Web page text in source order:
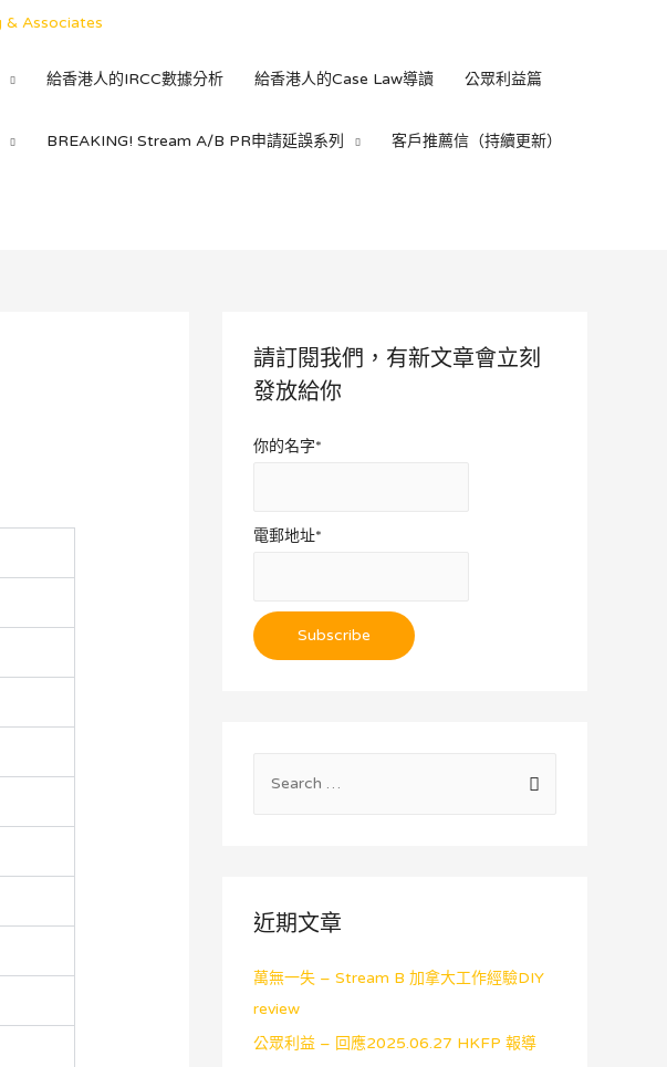
給香港人的IRCC數據分析 給香港人的Case Law導讀 公眾利益篇
BREAKING! Stream A/B PR申請延誤系列 客戶推薦信（持續更新）
請訂閱我們，有新文章會立刻
發放給你
你的名字*
電郵地址*
近期文章
萬無一失 – Stream B 加拿大工作經驗DIY
review
公眾利益 – 回應2025.06.27 HKFP 報導